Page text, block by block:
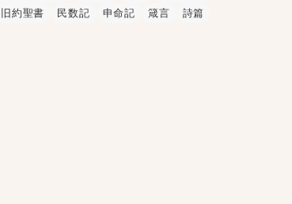
旧約聖書
民数記 申命記 箴言 詩篇